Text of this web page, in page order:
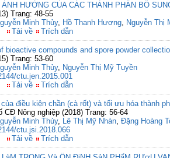
ẢNH HƯỞNG CỦA CÁC THÀNH PHẦN BỔ
Trang: 48-55
Minh Thủy, Hồ Thanh Hương, Nguyễn Thị
Tải về Trích dẫn
bioactive compounds and spore powder
Trang: 53-60
Minh Thủy, Nguyễn Thị Mỹ Tuyền
ctu.jen.2015.001
Tải về Trích dẫn
điều kiện chần (cà rốt) và tối ưu hóa thành
CĐ Nông nghiệp (2018) Trang: 56-64
Minh Thủy, Lê Thị Mỹ Nhàn, Đặng Hoàng
ctu.jsi.2018.066
Tải về Trích dẫn